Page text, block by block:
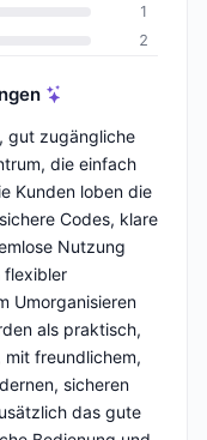
1
2
gut zugängliche
die einfach
Kunden loben die
Codes, klare
Nutzung
flexibler
Umorganisieren
als praktisch,
freundlichem,
sicheren
das gute